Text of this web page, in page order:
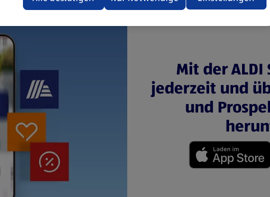
Mit der ALDI
jederzeit und
und
Datenschutzerklärung zur Verfügung.
Übersicht der Webseitenbetreiber und Datenschutzerklärungen